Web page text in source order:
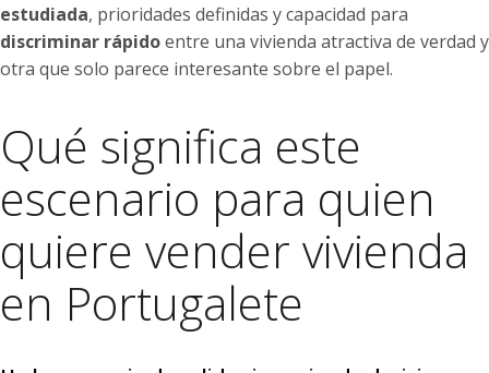
estudiada, prioridades definidas y capacidad para
discriminar rápidoentre una vivienda atractiva de verdad y
otra que solo parece interesante sobre el papel.
Qué significa este
escenario para quien
quiere vender vivienda
en Portugalete